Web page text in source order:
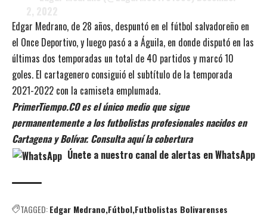
Edgar Medrano, de 28 años, despuntó en el fútbol salvadoreño en
el Once Deportivo, y luego pasó a a Águila, en donde disputó en las
últimas dos temporadas un total de 40 partidos y marcó 10
goles. El cartagenero consiguió el subtítulo de la temporada
2021-2022 con la camiseta emplumada.
PrimerTiempo.CO es el único medio que sigue
permanentemente a los futbolistas profesionales nacidos en
Cartagena y Bolívar. Consulta aquí la cobertura
Únete a nuestro canal de alertas en WhatsApp
TAGGED:Edgar Medrano Fútbol Futbolistas Bolivarenses